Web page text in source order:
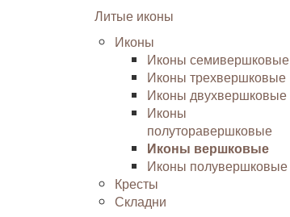
Литые иконы
Иконы
Иконы семивершковые
Иконы трехвершковые
Иконы двухвершковые
Иконы
полуторавершковые
Иконы вершковые
Иконы полувершковые
Кресты
Складни